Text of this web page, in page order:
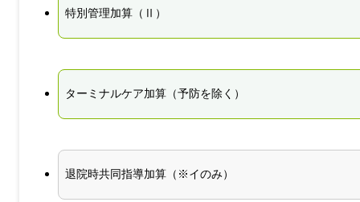
特別管理加算（Ⅱ）
ターミナルケア加算（予防を除く）
退院時共同指導加算（※イのみ）